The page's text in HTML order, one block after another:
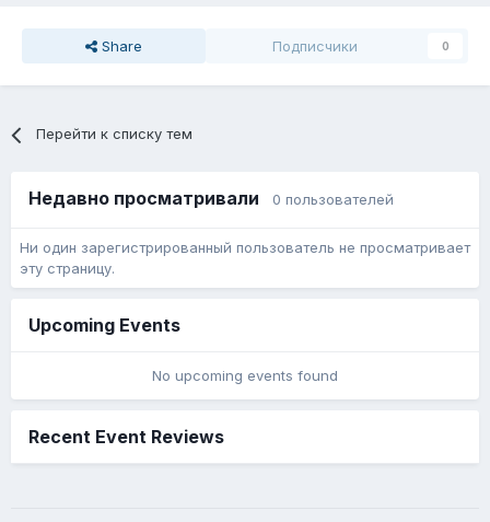
Share Подписчики 0
Перейти к списку тем
Недавно просматривали 0 пользователей
Ни один зарегистрированный пользователь не просматривает
эту страницу.
Upcoming Events
No upcoming events found
Recent Event Reviews